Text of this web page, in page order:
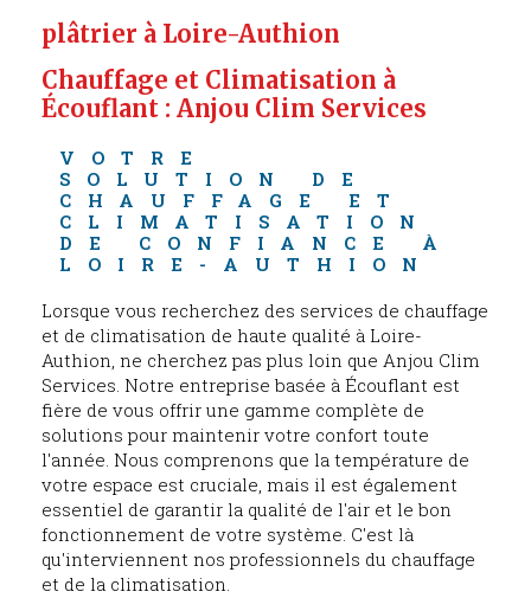
plâtrier à Loire-Authion
Chauffage et Climatisation à
Écouflant : Anjou Clim Services
VOTRE
SOLUTION DE
CHAUFFAGE ET
CLIMATISATION
DE CONFIANCE À
LOIRE-AUTHION
Lorsque vous recherchez des services de chauffage
et de climatisation de haute qualité à Loire-
Authion, ne cherchez pas plus loin que Anjou Clim
Services. Notre entreprise basée à Écouflant est
fière de vous offrir une gamme complète de
solutions pour maintenir votre confort toute
l'année. Nous comprenons que la température de
votre espace est cruciale, mais il est également
essentiel de garantir la qualité de l'air et le bon
fonctionnement de votre système. C'est là
qu'interviennent nos professionnels du chauffage
et de la climatisation.